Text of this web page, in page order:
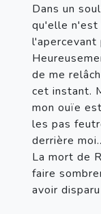
Dans un
qu'elle n'est
de me
cet instant.
mon ouïe
les pas
derrière
La mort de
faire
avoir disparu